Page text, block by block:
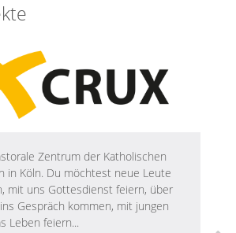
Zentrum der Katholischen
in Köln. Du möchtest neue Leute
mit uns Gottesdienst feiern, über
Gespräch kommen, mit jungen
Leben feiern...